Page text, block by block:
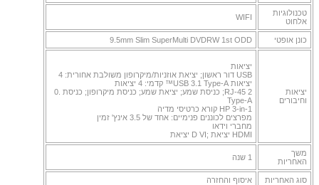
טכנולוגיות
אלחוט
WIFI
כונן אופטי 9.5mm Slim SuperMulti DVDRW 1st ODD
יציאות
וחיבורים
יציאות
USB דור ראשון; יציאת אוזניות/מיקרופון משולבת אחורית: 4
יציאות USB 3.1 Type-A™ קדמי: 4 יציאות
RJ-45 2; כניסת שמע; יציאת שמע; כניסת מיקרופון; כניסת .0
Type-A
HP 3-in-1 קורא כרטיסי מדיה
מפרצים לכוננים פנימיים: אחד של 3.5 אינץ' זמין
מחברי וידאו
HDMI יציאת ;D VI יציאת
משך
האחריות
1 שנה
סוג האחריות איסוף והחזרה